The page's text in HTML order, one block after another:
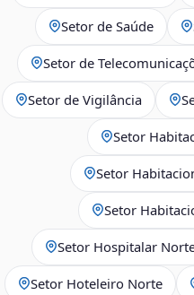
Setor de Saúde
Setor de
Setor de Vigilância
Setor
Setor
Setor
Setor Hospitalar
Setor Hoteleiro Norte